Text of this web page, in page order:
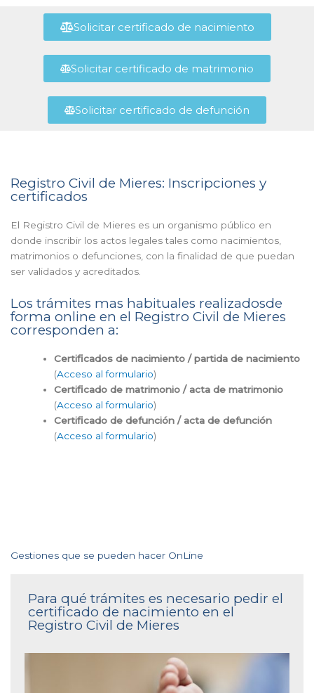
Solicitar certificado de nacimiento
Solicitar certificado de matrimonio
Solicitar certificado de defunción
Registro Civil de Mieres: Inscripciones y
certificados
El Registro Civil de Mieres es un organismo público en
donde inscribir los actos legales tales como nacimientos,
matrimonios o defunciones, con la finalidad de que puedan
ser validados y acreditados.
Los trámites mas habituales realizadosde
forma online en el Registro Civil de Mieres
corresponden a:
Certificados de nacimiento / partida de nacimiento
(Acceso al formulario)
Certificado de matrimonio / acta de matrimonio
(Acceso al formulario)
Certificado de defunción / acta de defunción
(Acceso al formulario)
Gestiones que se pueden hacer OnLine
Para qué trámites es necesario pedir el
certificado de nacimiento en el
Registro Civil de Mieres